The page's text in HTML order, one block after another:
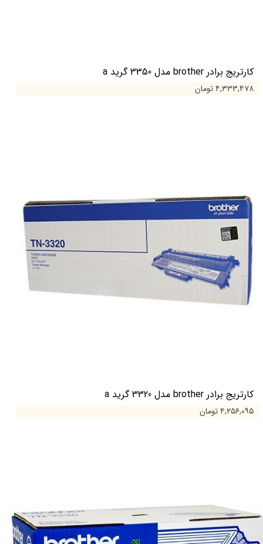
کارتریج برادر brother مدل 3350 گرید a
۴,۳۳۳,۴۷۸ تومان
کارتریج برادر brother مدل 3320 گرید a
۴,۲۵۶,۰۹۵ تومان